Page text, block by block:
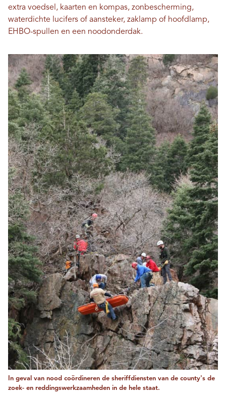
extra voedsel, kaarten en kompas, zonbescherming,
waterdichte lucifers of aansteker, zaklamp of hoofdlamp,
EHBO-spullen en een noodonderdak.
In geval van nood coördineren de sheriffdiensten van de county's de
zoek- en reddingswerkzaamheden in de hele staat.